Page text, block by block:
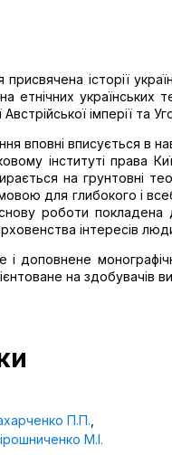
історії
етнічних українських
імперії та
вповні вписується в
інституті права
на грунтовні
для глибокого і
роботи
інтересів
і доповнене
на здобувачів
П.П.
М.І.